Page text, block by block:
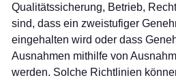
Qualitätssicherung, Betrieb,
sind, dass ein zweistufiger
eingehalten wird oder dass
Ausnahmen mithilfe von
werden. Solche Richtlinien